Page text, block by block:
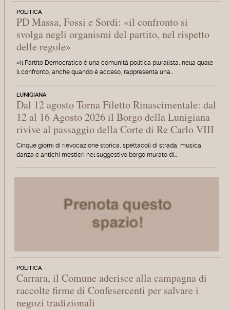
POLITICA
PD Massa, Fossi e Sordi: «il confronto si
svolga negli organismi del partito, nel rispetto
delle regole»
«Il Partito Democratico è una comunità politica pluralista, nella quale
il confronto, anche quando è acceso, rappresenta una…
LUNIGIANA
Dal 12 agosto Torna Filetto Rinascimentale: dal
12 al 16 Agosto 2026 il Borgo della Lunigiana
rivive al passaggio della Corte di Re Carlo VIII
Cinque giorni di rievocazione storica, spettacoli di strada, musica,
danza e antichi mestieri nel suggestivo borgo murato di…
POLITICA
Carrara, il Comune aderisce alla campagna di
raccolte firme di Confesercenti per salvare i
negozi tradizionali